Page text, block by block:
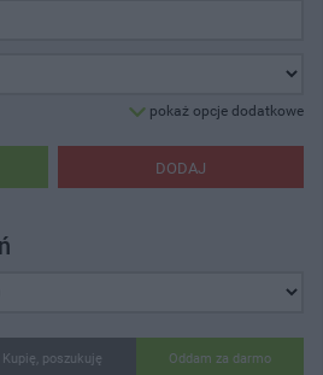
pokaż opcje dodatkowe
DODAJ
Kupię, poszukuję Oddam za darmo